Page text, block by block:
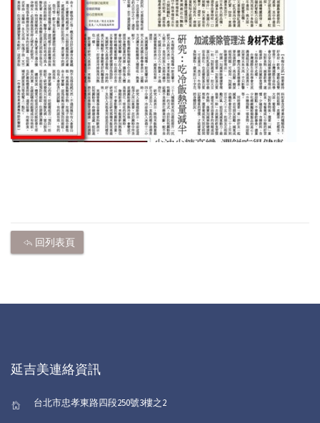
回列表頁
延吉美連絡資訊
台北市忠孝東路四段250號3樓之2